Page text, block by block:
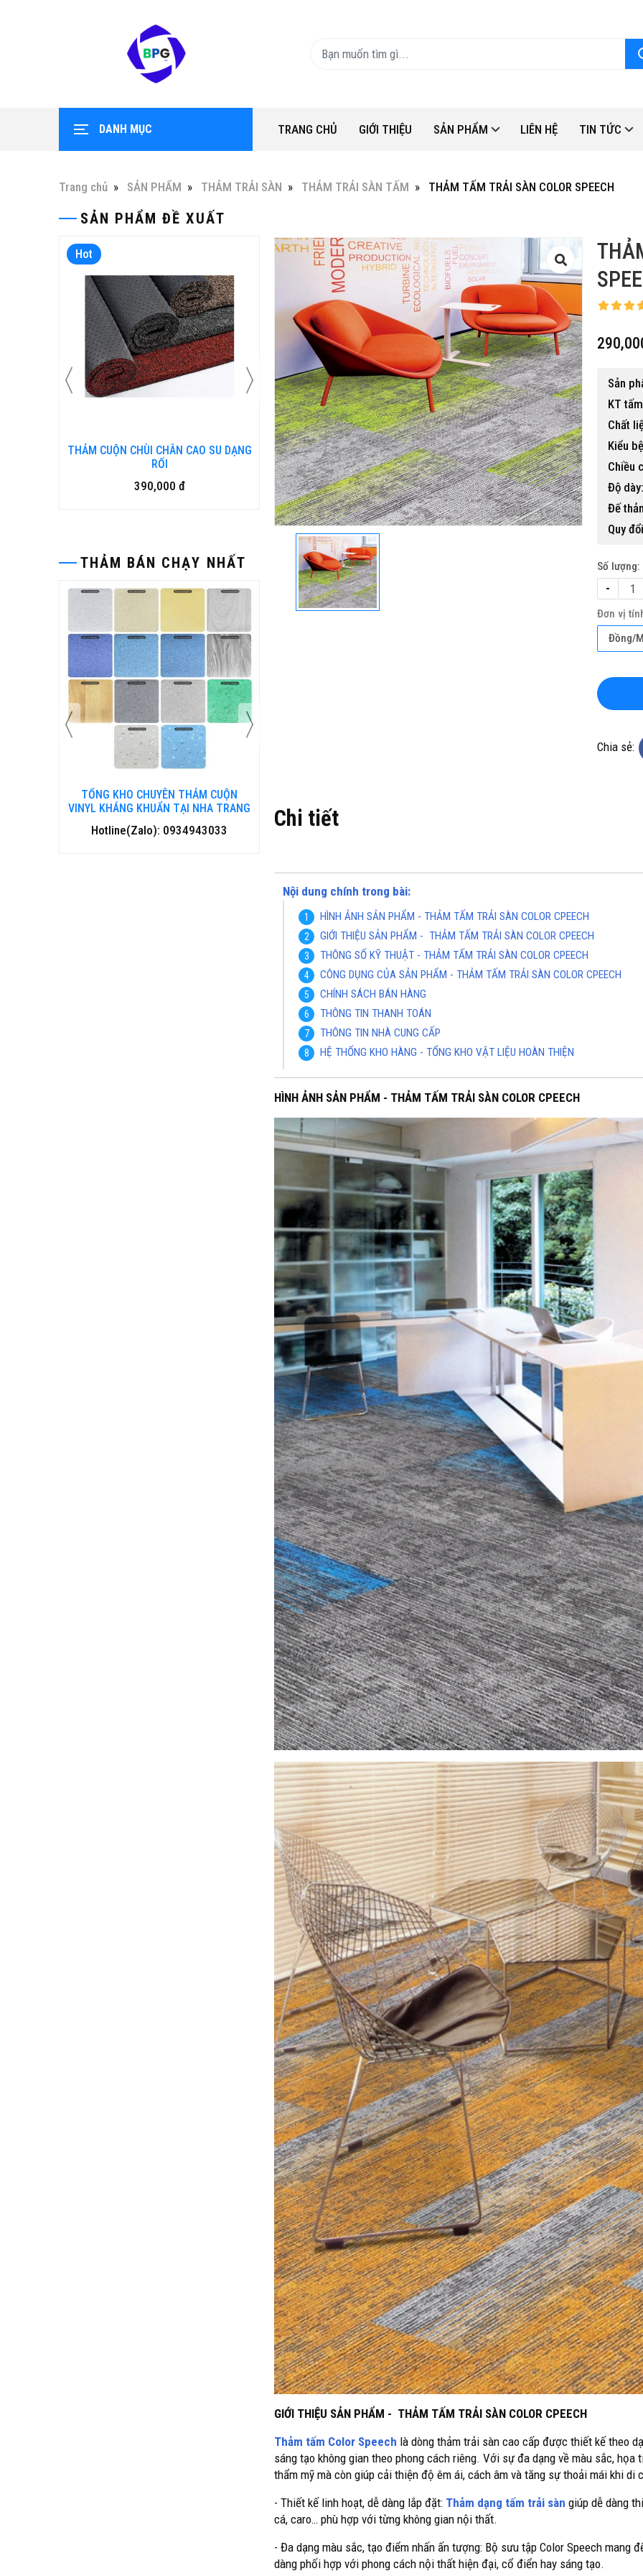
DANH MỤC TRANG CHỦ GIỚI THIỆU SẢN PHẨM LIÊN HỆ TIN TỨC
Trang chủ SẢN PHẨM THẢM TRẢI SÀN THẢM TRẢI SÀN TẤM THẢM TẤM TRẢI SÀN COLOR SPEECH
SẢN PHẨM ĐỀ XUẤT
CUỘN CHÙI CHÂN CAO SU DẠNG
Bàn ghế gỗ nhựa ngoài trời BP-456
15,500,000 đ
THẢM BÁN CHẠY NHẤT
TỔNG KHO CHUYÊN THẢM CUỘN
VINYL KHÁNG KHUẨN TẠI NHA TRANG
Hotline(Zalo): 0934943033
VINYL KHÁNG KHUẨN TẠI ĐÀ NẴNG
Hotline(Zalo): 0934943033
Sản
KT
Chất
Kiểu
Chiều
Độ dày:
Đế
Quy
Số lượng:
-
Đơn vị
Đồng/
Chia sẻ:
Chi tiết
Nội dung chính trong bài:
HÌNH ẢNH SẢN PHẨM - THẢM TẤM TRẢI SÀN COLOR CPEECH
GIỚI THIỆU SẢN PHẨM - THẢM TẤM TRẢI SÀN COLOR CPEECH
THÔNG SỐ KỸ THUẬT - THẢM TẤM TRẢI SÀN COLOR CPEECH
CÔNG DỤNG CỦA SẢN PHẨM - THẢM TẤM TRẢI SÀN COLOR CPEECH
CHÍNH SÁCH BÁN HÀNG
THÔNG TIN THANH TOÁN
THÔNG TIN NHÀ CUNG CẤP
HỆ THỐNG KHO HÀNG - TỔNG KHO VẬT LIỆU HOÀN THIỆN
HÌNH ẢNH SẢN PHẨM - THẢM TẤM TRẢI SÀN COLOR CPEECH
GIỚI THIỆU SẢN PHẨM - THẢM TẤM TRẢI SÀN COLOR CPEECH
Thảm tấm Color Speech là dòng thảm trải sàn cao cấp được thiết kế theo
sáng tạo không gian theo phong cách riêng. Với sự đa dạng về màu sắc,
thẩm mỹ mà còn giúp cải thiện độ êm ái, cách âm và tăng sự thoải mái khi di
- Thiết kế linh hoạt, dễ dàng lắp đặt: Thảm dạng tấm trải sàn giúp dễ dàng
cá, caro… phù hợp với từng không gian nội thất.
- Đa dạng màu sắc, tạo điểm nhấn ấn tượng: Bộ sưu tập Color Speech mang
dàng phối hợp với phong cách nội thất hiện đại, cổ điển hay sáng tạo.